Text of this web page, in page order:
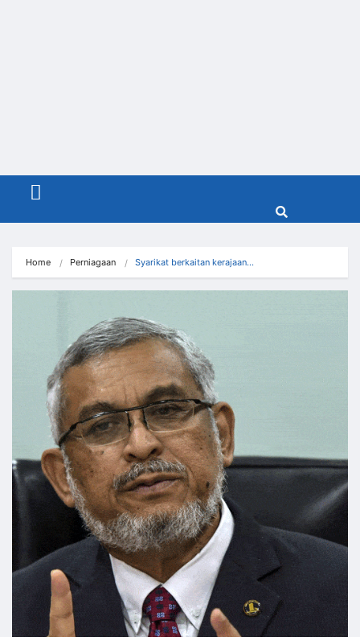
Menu
Home Perniagaan Syarikat berkaitan kerajaan…